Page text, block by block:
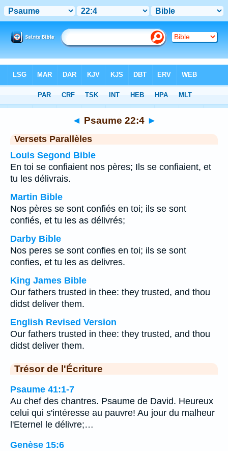
Chapitre 22> Verset 4
◄ Psaume 22:4 ►
Versets Parallèles
Louis Segond Bible
En toi se confiaient nos pères; Ils se confiaient, et
tu les délivrais.
Martin Bible
Nos pères se sont confiés en toi; ils se sont
confiés, et tu les as délivrés;
Darby Bible
Nos peres se sont confies en toi; ils se sont
confies, et tu les as delivres.
King James Bible
Our fathers trusted in thee: they trusted, and thou
didst deliver them.
English Revised Version
Our fathers trusted in thee: they trusted, and thou
didst deliver them.
Trésor de l'Écriture
Psaume 41:1-7
Au chef des chantres. Psaume de David. Heureux
celui qui s'intéresse au pauvre! Au jour du malheur
l'Eternel le délivre;…
Genèse 15:6